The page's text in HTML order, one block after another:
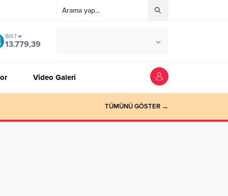
BIST
13.779,39
Video Galeri
TÜMÜNÜ GÖSTER →